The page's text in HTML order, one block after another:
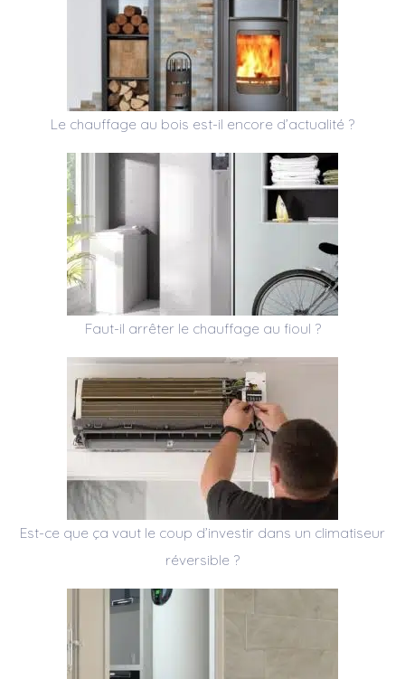
Le chauffage au bois est-il encore d’actualité ?
Faut-il arrêter le chauffage au fioul ?
Est-ce que ça vaut le coup d’investir dans un climatiseur
réversible ?